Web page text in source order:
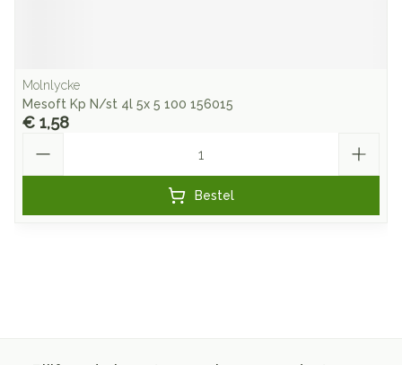
Molnlycke
Mesoft Kp N/st 4l 5x 5 100 156015
€ 1,58
Bestel